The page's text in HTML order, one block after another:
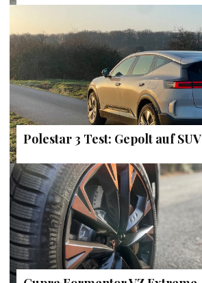
Polestar 3 Test: Gepolt auf SUV